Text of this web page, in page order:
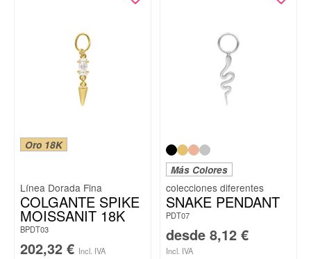
Oro 18K
Línea Dorada Fina
COLGANTE SPIKE
MOISSANIT 18K
BPDT03
202,32 € Incl. IVA
Más Colores
SNAKE PENDANT
PDT07
desde 8,12 €
Incl. IVA